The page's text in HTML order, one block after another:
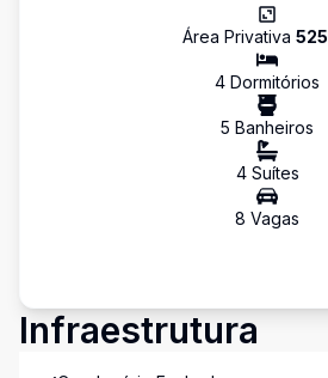
Área Privativa 525
4 Dormitórios
5 Banheiros
4Suítes
8 Vagas
Infraestrutura